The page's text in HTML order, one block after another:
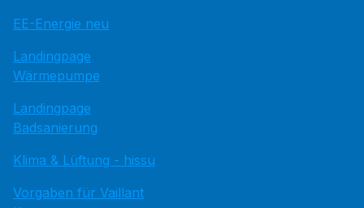
EE-Energie neu
Landingpage
Wärmepumpe
Landingpage
Badsanierung
Klima & Lüftung - hissu
Vorgaben für Vaillant